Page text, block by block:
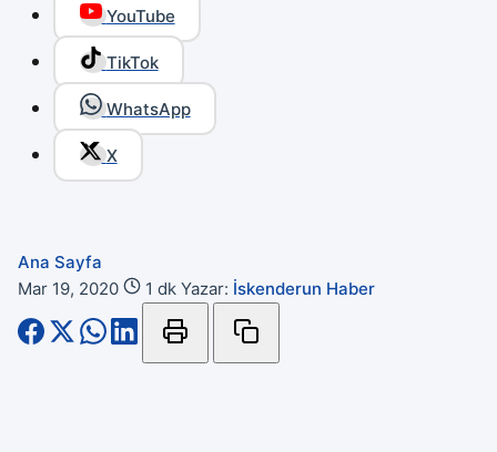
YouTube
TikTok
WhatsApp
X
Ana Sayfa
Mar 19, 2020
1 dk Yazar: İskenderun Haber